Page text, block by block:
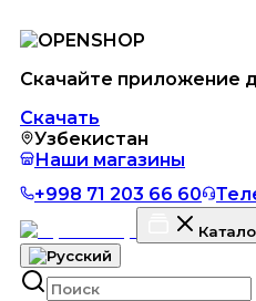
Скачайте приложение
Скачать
Узбекистан
Наши магазины
+998 71 203 66 60